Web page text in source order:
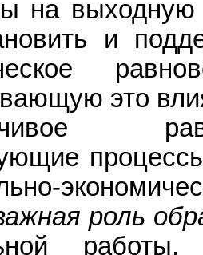
на выходную
и
это
роль